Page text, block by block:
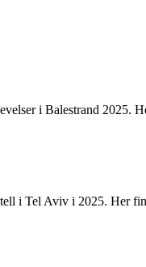
i Balestrand 2025.
i Tel Aviv i 2025. Her